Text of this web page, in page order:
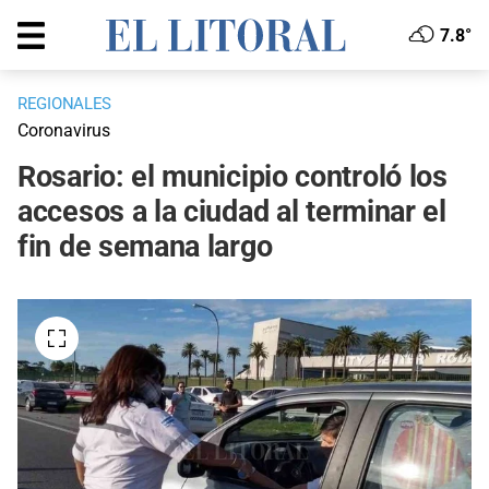
7.8°
REGIONALES
Coronavirus
Rosario: el municipio controló los
accesos a la ciudad al terminar el
fin de semana largo